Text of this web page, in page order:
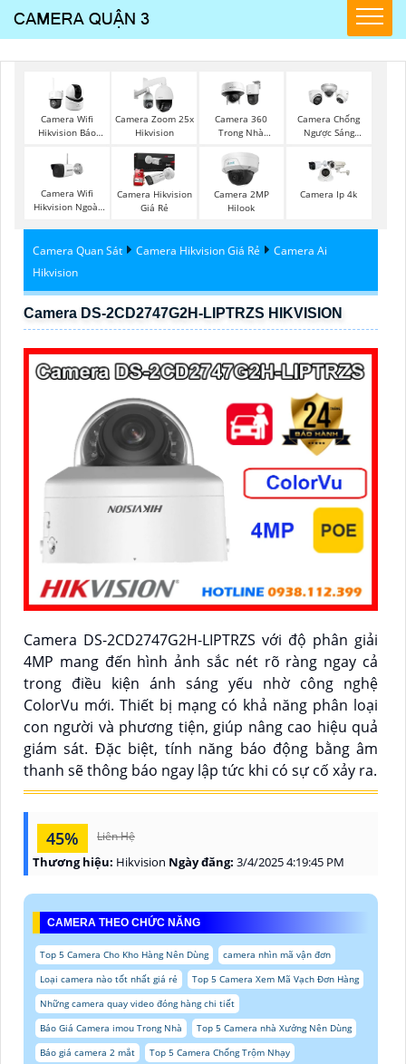
Camera Wifi
Hikvision Báo
Camera Zoom 25x
Hikvision
Camera 360
Trong Nhà
Camera Chống
Ngược Sáng
Camera Wifi
Hikvision Ngoài
Camera Hikvision
Giá Rẻ
Camera 2MP
Hilook
Camera Ip 4k
Camera Quan Sát Camera Hikvision Giá Rẻ
Camera Ai
Hikvision
Camera DS-2CD2747G2H-LIPTRZS HIKVISION
Camera DS-2CD2747G2H-LIPTRZS với độ phân giải
4MP mang đến hình ảnh sắc nét rõ ràng ngay cả
trong điều kiện ánh sáng yếu nhờ công nghệ
ColorVu mới. Thiết bị mạng có khả năng phân loại
con người và phương tiện, giúp nâng cao hiệu quả
giám sát. Đặc biệt, tính năng báo động bằng âm
thanh sẽ thông báo ngay lập tức khi có sự cố xảy ra.
45% Liên Hệ
Thương hiệu: Hikvision Ngày đăng: 3/4/2025 4:19:45 PM
CAMERA THEO CHỨC NĂNG
Top 5 Camera Cho Kho Hàng Nên Dùng
camera nhìn mã vận đơn
Loại camera nào tốt nhất giá rẻ
Top 5 Camera Xem Mã Vạch Đơn Hàng
Những camera quay video đóng hàng chi tiết
Báo Giá Camera imou Trong Nhà
Top 5 Camera nhà Xưởng Nên Dùng
Báo giá camera 2 mắt
Top 5 Camera Chống Trộm Nhạy